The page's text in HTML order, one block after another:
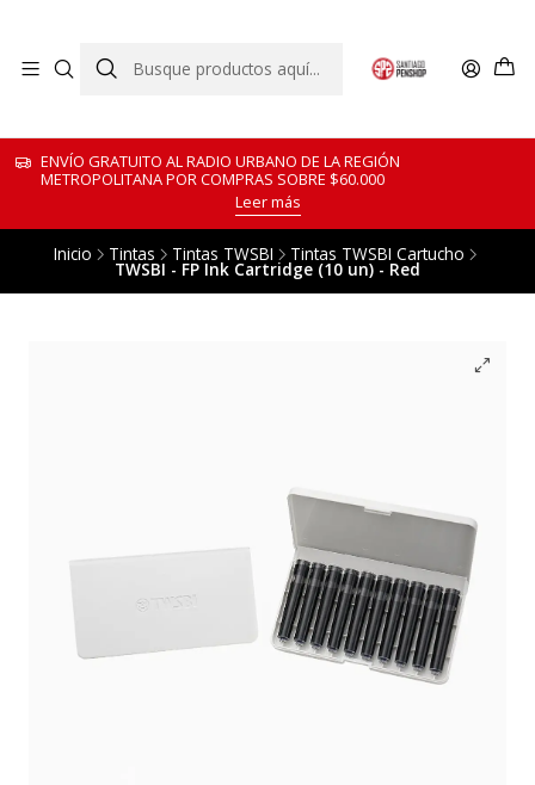
ENVÍO GRATUITO AL RADIO URBANO DE LA REGIÓN
METROPOLITANA POR COMPRAS SOBRE $60.000
Leer más
Inicio Tintas Tintas TWSBI Tintas TWSBI Cartucho
TWSBI - FP Ink Cartridge (10 un) - Red